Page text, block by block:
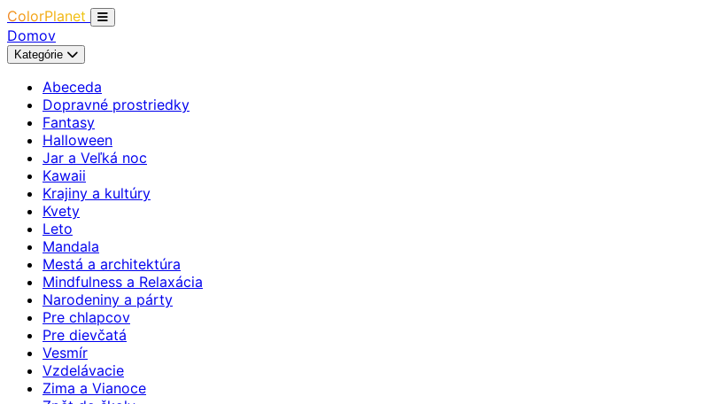
ColorPlanet
Domov
Kategórie
Abeceda
Dopravné prostriedky
Fantasy
Halloween
Jar a Veľká noc
Kawaii
Krajiny a kultúry
Kvety
Leto
Mandala
Mestá a architektúra
Mindfulness a Relaxácia
Narodeniny a párty
Pre chlapcov
Pre dievčatá
Vesmír
Vzdelávacie
Zima a Vianoce